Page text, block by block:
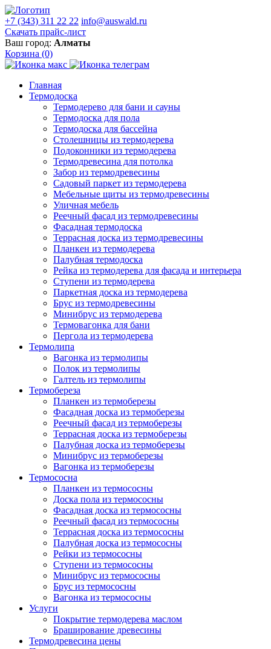
+7 (343) 311 22 22 info@auswald.ru
Скачать прайс-лист
Ваш город: Алматы
Корзина (0)
Главная
Термодоска
Термодерево для бани и сауны
Термодоска для пола
Термодоска для бассейна
Столешницы из термодерева
Подоконники из термодерева
Термодревесина для потолка
Забор из термодревесины
Садовый паркет из термодерева
Мебельные щиты из термодревесины
Уличная мебель
Реечный фасад из термодревесины
Фасадная термодоска
Террасная доска из термодревесины
Планкен из термодерева
Палубная термодоска
Рейка из термодерева для фасада и интерьера
Ступени из термодерева
Паркетная доска из термодерева
Брус из термодревесины
Минибрус из термодерева
Термовагонка для бани
Пергола из термодерева
Термолипа
Вагонка из термолипы
Полок из термолипы
Галтель из термолипы
Термобереза
Планкен из термоберезы
Фасадная доска из термоберезы
Реечный фасад из термоберезы
Террасная доска из термоберезы
Палубная доска из термоберезы
Минибрус из термоберезы
Вагонка из термоберезы
Термососна
Планкен из термососны
Доска пола из термососны
Фасадная доска из термососны
Реечный фасад из термососны
Террасная доска из термососны
Палубная доска из термососны
Рейки из термососны
Ступени из термососны
Минибрус из термососны
Брус из термососны
Вагонка из термососны
Услуги
Покрытие термодерева маслом
Браширование древесины
Термодревесина цены